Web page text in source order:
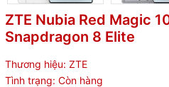
ZTE Nubia Red Magic
Snapdragon 8 Elite
Thương hiệu: ZTE
Tình trạng: Còn hàng